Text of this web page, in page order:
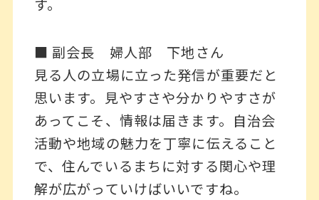
す。
■ 副会長 婦人部 下地さん
見る人の立場に立った発信が重要だと
思います。見やすさや分かりやすさが
あってこそ、情報は届きます。自治会
活動や地域の魅力を丁寧に伝えること
で、住んでいるまちに対する関心や理
解が広がっていけばいいですね。